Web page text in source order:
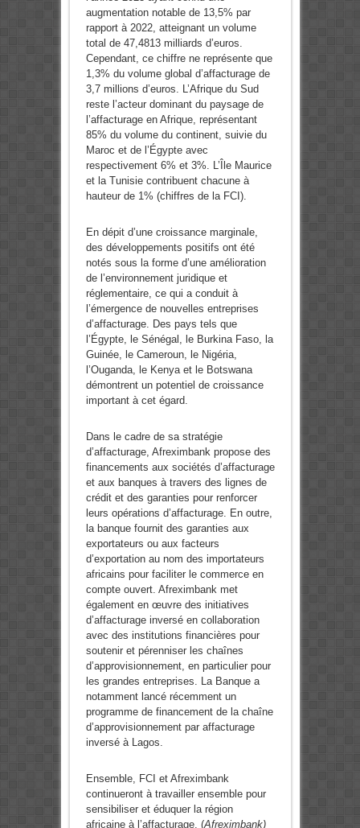
augmentation notable de 13,5% par
rapport à 2022, atteignant un volume
total de 47,4813 milliards d’euros.
Cependant, ce chiffre ne représente que
1,3% du volume global d’affacturage de
3,7 millions d’euros. L’Afrique du Sud
reste l’acteur dominant du paysage de
l’affacturage en Afrique, représentant
85% du volume du continent, suivie du
Maroc et de l’Égypte avec
respectivement 6% et 3%. L’Île Maurice
et la Tunisie contribuent chacune à
hauteur de 1% (chiffres de la FCI).
En dépit d’une croissance marginale,
des développements positifs ont été
notés sous la forme d’une amélioration
de l’environnement juridique et
réglementaire, ce qui a conduit à
l’émergence de nouvelles entreprises
d’affacturage. Des pays tels que
l’Égypte, le Sénégal, le Burkina Faso, la
Guinée, le Cameroun, le Nigéria,
l’Ouganda, le Kenya et le Botswana
démontrent un potentiel de croissance
important à cet égard.
Dans le cadre de sa stratégie
d’affacturage, Afreximbank propose des
financements aux sociétés d’affacturage
et aux banques à travers des lignes de
crédit et des garanties pour renforcer
leurs opérations d’affacturage. En outre,
la banque fournit des garanties aux
exportateurs ou aux facteurs
d’exportation au nom des importateurs
africains pour faciliter le commerce en
compte ouvert. Afreximbank met
également en œuvre des initiatives
d’affacturage inversé en collaboration
avec des institutions financières pour
soutenir et pérenniser les chaînes
d’approvisionnement, en particulier pour
les grandes entreprises. La Banque a
notamment lancé récemment un
programme de financement de la chaîne
d’approvisionnement par affacturage
inversé à Lagos.
Ensemble, FCI et Afreximbank
continueront à travailler ensemble pour
sensibiliser et éduquer la région
africaine à l’affacturage. (Afreximbank)